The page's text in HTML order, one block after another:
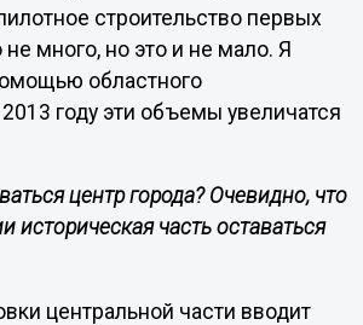
строительство первых
не много, но это и не мало. Я
областного
году эти объемы увеличатся
центр города? Очевидно, что
историческая часть оставаться
центральной части вводит